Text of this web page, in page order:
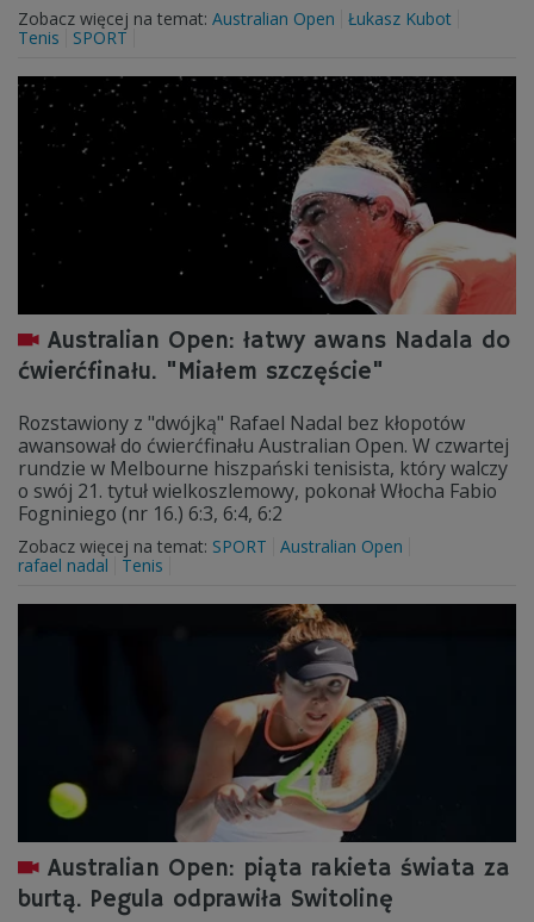
Zobacz więcej na temat: Australian Open
Łukasz Kubot
Tenis
SPORT
Australian Open: łatwy awans Nadala do
ćwierćfinału. "Miałem szczęście"
Rozstawiony z "dwójką" Rafael Nadal bez kłopotów
awansował do ćwierćfinału Australian Open. W czwartej
rundzie w Melbourne hiszpański tenisista, który walczy
o swój 21. tytuł wielkoszlemowy, pokonał Włocha Fabio
Fogniniego (nr 16.) 6:3, 6:4, 6:2
Zobacz więcej na temat: SPORT
Australian Open
rafael nadal
Tenis
Australian Open: piąta rakieta świata za
burtą. Pegula odprawiła Switolinę